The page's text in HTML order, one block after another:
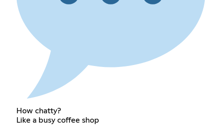
How chatty?
Like a busy coffee shop